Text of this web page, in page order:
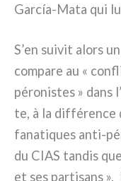
García-Mata qui
S’en sui­vit alors
com­pa­re au «
péronistes » dans
te, à la dif­fé­ren­ce
fana­ti­ques anti-
du CIAS tan­dis
et ses par­ti­sans